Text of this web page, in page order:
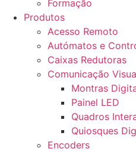
Formação
Produtos
Acesso Remoto
Autómatos e
Caixas Redutoras
Comunicação
Montras
Painel LED
Quadros
Quiosques
Encoders